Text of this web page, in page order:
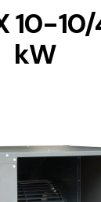
10-
kW